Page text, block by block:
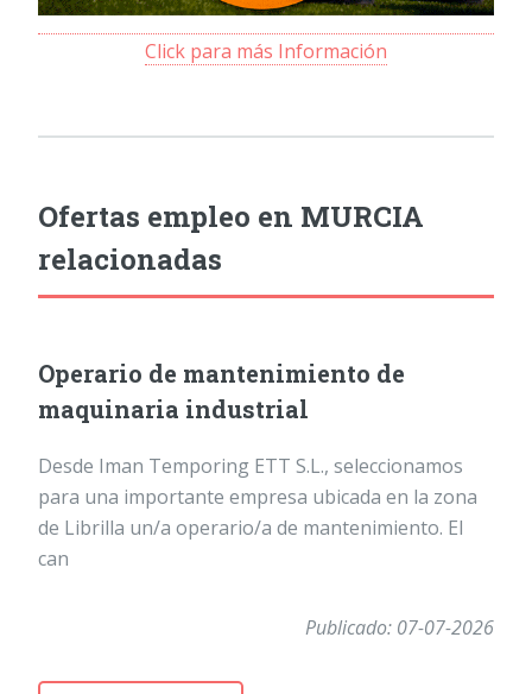
Click para más Información
Ofertas empleo en MURCIA
relacionadas
Operario de mantenimiento de
maquinaria industrial
Desde Iman Temporing ETT S.L., seleccionamos
para una importante empresa ubicada en la zona
de Librilla un/a operario/a de mantenimiento. El
can
Publicado: 07-07-2026